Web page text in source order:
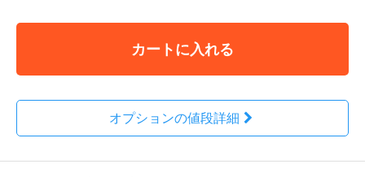
カートに入れる
オプションの値段詳細